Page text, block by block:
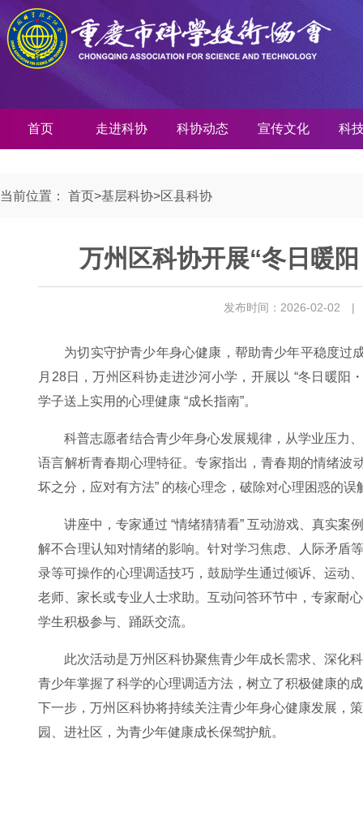
首页 走进科协 科协动态 宣传文化 科
当前位置： 首页>基层科协>区县科协
万州区科协开展“冬日暖
发布时间：2026-02-02 |
为切实守护青少年身心健康，帮助青少年平稳度过
月28日，万州区科协走进沙河小学，开展以 “冬日暖阳
学子送上实用的心理健康 “成长指南”。
科普志愿者结合青少年身心发展规律，从学业压力
语言解析青春期心理特征。专家指出，青春期的情绪波
坏之分，应对有方法” 的核心理念，破除对心理困惑的误
讲座中，专家通过 “情绪猜猜看” 互动游戏、真实
解不合理认知对情绪的影响。针对学习焦虑、人际矛盾
录等可操作的心理调适技巧，鼓励学生通过倾诉、运动
老师、家长或专业人士求助。互动问答环节中，专家耐
学生积极参与、踊跃交流。
此次活动是万州区科协聚焦青少年成长需求、深化
青少年掌握了科学的心理调适方法，树立了积极健康的
下一步，万州区科协将持续关注青少年身心健康发展，
园、进社区，为青少年健康成长保驾护航。